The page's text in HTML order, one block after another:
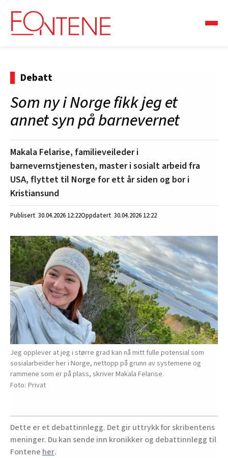
Debatt
Som ny i Norge fikk jeg et
annet syn på barnevernet
Makala Felarise, familieveileder i
barnevernstjenesten, master i sosialt arbeid fra
USA, flyttet til Norge for ett år siden og bor i
Kristiansund
30.04.2026 12:22 30.04.2026 12:22
Jeg opplever at jeg i større grad kan nå mitt fulle potensial som
sosialarbeider her i Norge, nettopp på grunn av systemene og
rammene som er på plass, skriver Makala Felarise.
Privat
Dette er et debattinnlegg. Det gir uttrykk for skribentens
meninger. Du kan sende inn kronikker og debattinnlegg til
Fontene her.